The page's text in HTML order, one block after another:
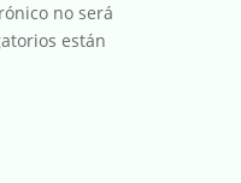
no será
están